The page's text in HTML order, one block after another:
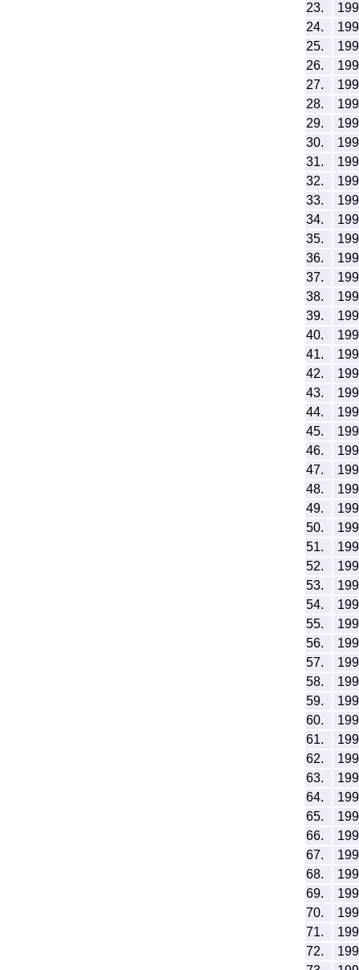
23.
24.
25.
26.
27.
28.
29.
30.
31.
32.
33.
34.
35.
36.
37.
38.
39.
40.
41.
42.
43.
44.
45.
46.
47.
48.
49.
50.
51.
52.
53.
54.
55.
56.
57.
58.
59.
60.
61.
62.
63.
64.
65.
66.
67.
68.
69.
70.
71.
72.